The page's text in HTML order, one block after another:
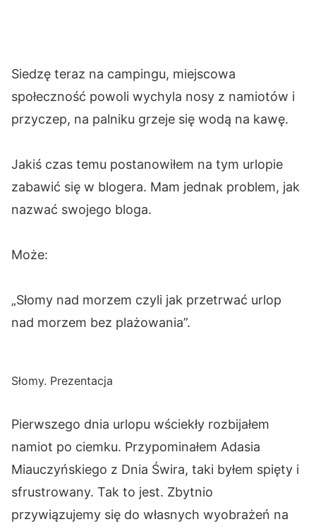
Siedzę teraz na campingu, miejscowa
społeczność powoli wychyla nosy z namiotów i
przyczep, na palniku grzeje się wodą na kawę.
Jakiś czas temu postanowiłem na tym urlopie
zabawić się w blogera. Mam jednak problem, jak
nazwać swojego bloga.
Może:
„Słomy nad morzem czyli jak przetrwać urlop
nad morzem bez plażowania”.
Słomy. Prezentacja
Pierwszego dnia urlopu wściekły rozbijałem
namiot po ciemku. Przypominałem Adasia
Miauczyńskiego z Dnia Świra, taki byłem spięty i
sfrustrowany. Tak to jest. Zbytnio
przywiązujemy się do własnych wyobrażeń na